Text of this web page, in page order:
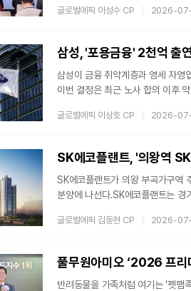
적인 플랫폼으로 자리매김했다.글
B)’에서 ‘2026 DIPS 글로벌 IR
글로벌에픽 이성수 CP 2026-
삼성, '포용금융' 2천억 출
삼성이 금융 취약계층과 영세 자영
이번 결정은 최근 노사 합의 이후
총 2천억원을 출연한다고 16일 밝
상품 금리 인하, 금융권 자체 채무
글로벌에픽 이상호 CP 2026-
SK에코플랜트, '의왕역
SK에코플랜트가 의왕 부곡가구역
분양에 나선다.SK에코플랜트는
57세대 규모로 조성된다. 이 가
역, 22일 1순위 기타 지역, 23일 2
일까지다.단지
글로벌에픽 김동현 CP 2026-
풀무원아미오 ‘2026 프리
반려동물을 가족처럼 여기는 ‘펫